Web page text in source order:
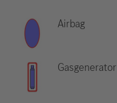
Airbag
Gasgenerator